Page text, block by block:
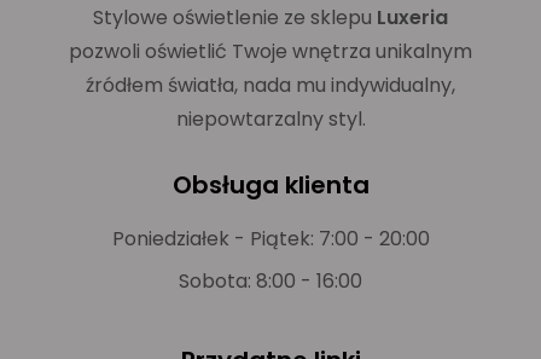
Stylowe oświetlenie ze sklepu Luxeria
pozwoli oświetlić Twoje wnętrza unikalnym
źródłem światła, nada mu indywidualny,
niepowtarzalny styl.
Obsługa klienta
Poniedziałek - Piątek: 7:00 - 20:00
Sobota: 8:00 - 16:00